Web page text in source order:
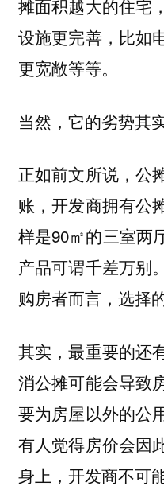
摊面积越大的住宅
设施更完善，比如
更宽敞等等。
当然，它的劣势其
正如前文所说，公
账，开发商拥有公
样是90㎡的三室两
产品可谓千差万别
购房者而言，选择
其实，最重要的还
消公摊可能会导致
要为房屋以外的公
有人觉得房价会因
身上，开发商不可